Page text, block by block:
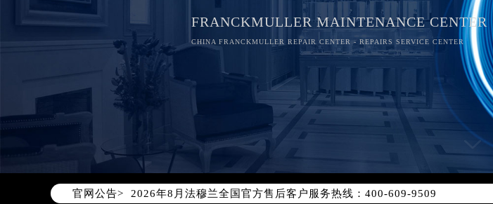
FRANCKMULLER MAINTENANCE CENTER
CHINA FRANCKMULLER REPAIR CENTER - REPAIRS SERVICE CENTER
官网公告>
2026年8月法穆兰中国区售后服务网络优化升级公告
2026年8月法穆兰全国官方售后客户服务热线：400-609-9509
法穆兰官方全国统一服务热线400-609-9509，服务覆盖中国大陆、香港